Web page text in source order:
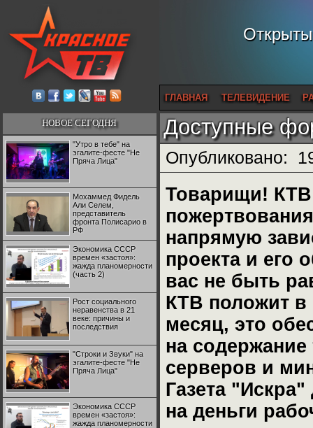
ГЛАВНАЯ ТЕЛЕВИДЕНИЕ
НОВОЕ СЕГОДНЯ
"Утро в тебе" на
эгалите-фесте "Не
Пряча Лица"
Мохаммед Фидель
Али Селем,
представитель
фронта Полисарио в
РФ
Экономика СССР
времен «застоя»:
жажда планомерности
(часть 2)
Рост социального
неравенства в 21
веке: причины и
последствия
"Строки и Звуки" на
эгалите-фесте "Не
Пряча Лица"
Экономика СССР
времен «застоя»:
жажда планомерности
Доступные
Опубликовано:
Товарищи! КТВ
напрямую
проекта и его
вас не быть
КТВ положит в
месяц, это
на содержание
серверов и
Газета
на деньги